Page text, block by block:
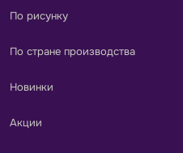
По рисунку
По стране производства
Новинки
Акции